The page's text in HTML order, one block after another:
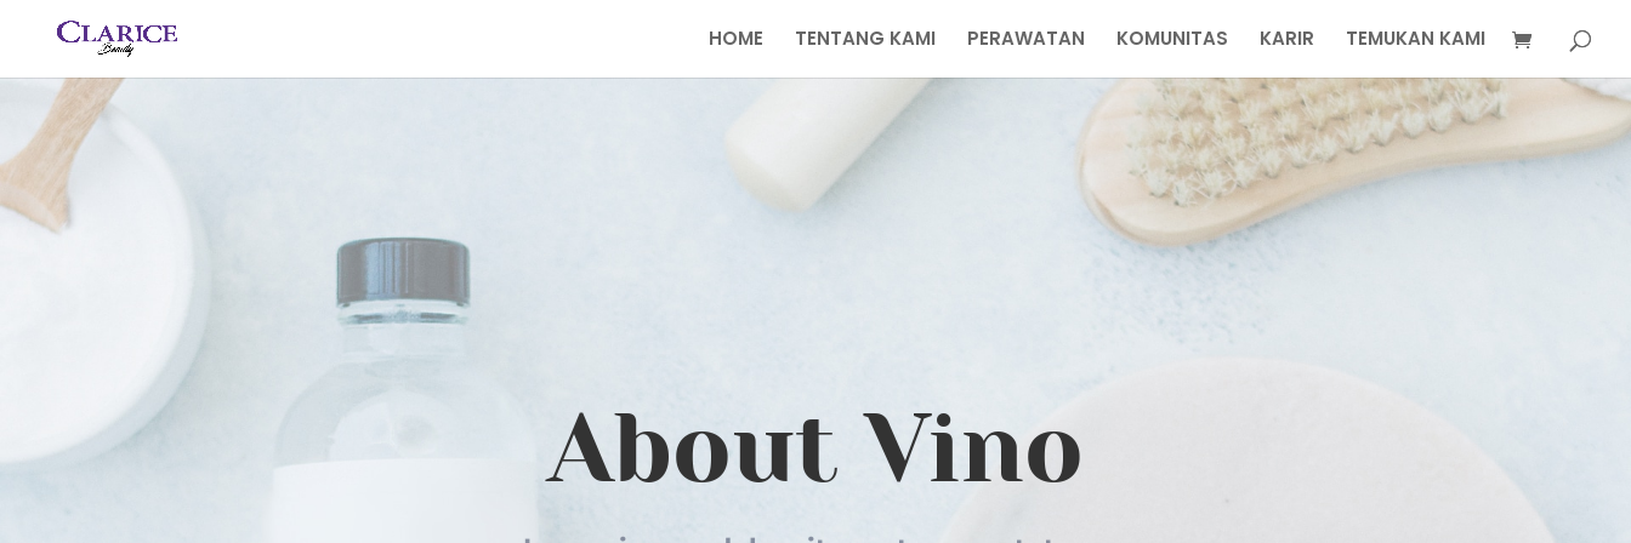
HOME TENTANG KAMI PERAWATAN KOMUNITAS KARIR TEMUKAN KAMI
About Vino